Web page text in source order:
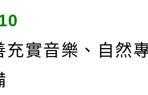
充實音樂、自然